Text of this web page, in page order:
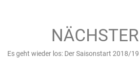
NÄCHSTER
Es geht wieder los: Der Saisonstart 2018/19